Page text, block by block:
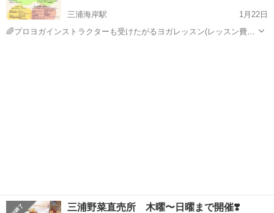
三浦海岸駅
1月22日
🌈プロヨガインストラクターも受けたがるヨガレッスン(レッスン費：
三浦野菜直売所 木曜〜日曜まで開催❣️